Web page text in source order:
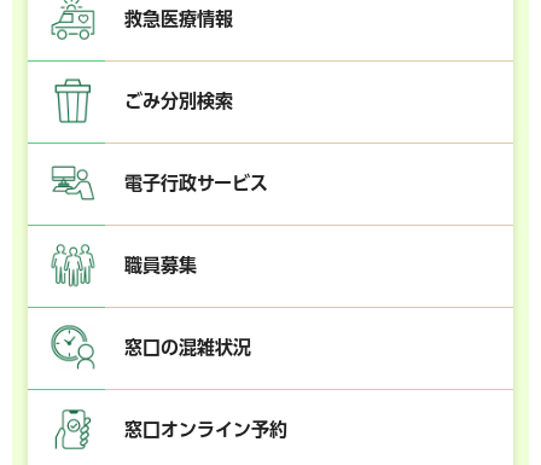
救急医療情報
ごみ分別検索
電子行政サービス
職員募集
窓口の混雑状況
窓口オンライン予約